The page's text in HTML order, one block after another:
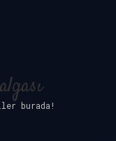
burada!